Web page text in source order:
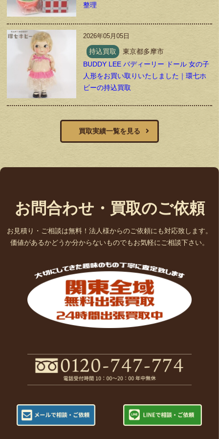
整理
2026年05月05日
持込買取
東京都多摩市
BUDDY LEE バディーリー ドール 女の子
人形をお買い取りいたしました｜環七ホ
ビーの持込買取
買取実績一覧を見る
お問合わせ・買取のご依頼
お見積り・ご相談は無料！法人様からのご依頼にも対応致します。
価値があるかどうか分からないものでもお気軽にご相談下さい。